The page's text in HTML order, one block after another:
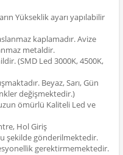
Yükseklik ayarı yapılabilir
kaplamadır. Avize
metaldir.
(SMD Led 3000K, 4500K,
Beyaz, Sarı, Gün
değişmektedir.)
ömürlü Kaliteli Led ve
Hol Giriş
şekilde gönderilmektedir.
gerektirmemektedir.